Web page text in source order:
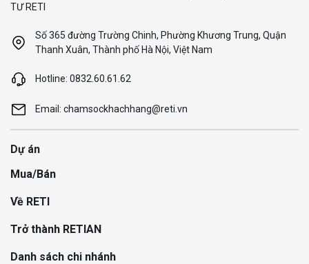
TƯ RETI
Số 365 đường Trường Chinh, Phường Khương Trung, Quận
Thanh Xuân, Thành phố Hà Nội, Việt Nam
Hotline: 0832.60.61.62
Email: chamsockhachhang@reti.vn
Dự án
Mua/Bán
Về RETI
Trở thành RETIAN
Danh sách chi nhánh